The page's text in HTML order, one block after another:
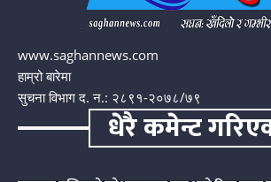
www.saghannews.com
हाम्रो बारेमा
सुचना विभाग द. न.: २८९१-२०७८/७९
धेरै कमेन्ट